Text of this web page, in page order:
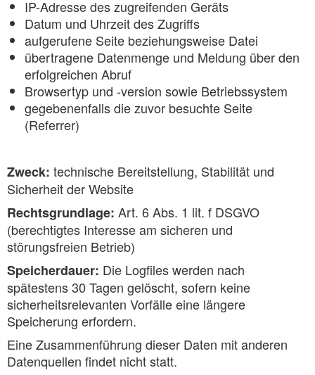
IP-Adresse des zugreifenden Geräts
Datum und Uhrzeit des Zugriffs
aufgerufene Seite beziehungsweise Datei
übertragene Datenmenge und Meldung über den
erfolgreichen Abruf
Browsertyp und -version sowie Betriebssystem
gegebenenfalls die zuvor besuchte Seite
(Referrer)
Zweck: technische Bereitstellung, Stabilität und
Sicherheit der Website
Rechtsgrundlage: Art. 6 Abs. 1 lit. f DSGVO
(berechtigtes Interesse am sicheren und
störungsfreien Betrieb)
Speicherdauer: Die Logfiles werden nach
spätestens 30 Tagen gelöscht, sofern keine
sicherheitsrelevanten Vorfälle eine längere
Speicherung erfordern.
Eine Zusammenführung dieser Daten mit anderen
Datenquellen findet nicht statt.